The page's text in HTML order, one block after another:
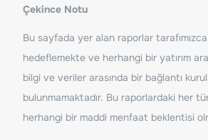
Çekince Notu
Bu sayfada yer alan raporlar tarafımızca
hedeflemekte ve herhangi bir yatırım
bilgi ve veriler arasında bir bağlantı
bulunmamaktadır. Bu raporlardaki her
herhangi bir maddi menfaat beklentisi